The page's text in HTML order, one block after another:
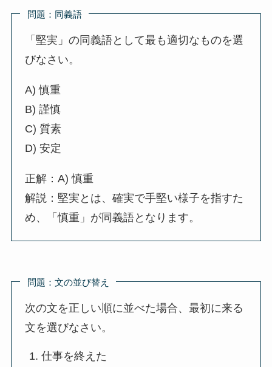
問題：同義語
「堅実」の同義語として最も適切なものを選
びなさい。
A) 慎重
B) 謹慎
C) 質素
D) 安定
正解：A) 慎重
解説：堅実とは、確実で手堅い様子を指すた
め、「慎重」が同義語となります。
問題：文の並び替え
次の文を正しい順に並べた場合、最初に来る
文を選びなさい。
仕事を終えた